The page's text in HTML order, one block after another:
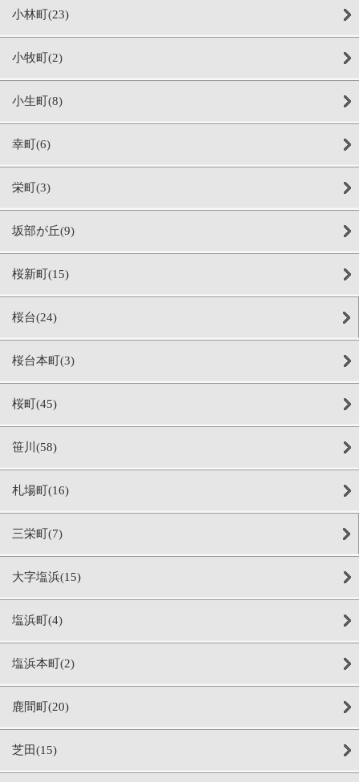
小林町(23)
小牧町(2)
小生町(8)
幸町(6)
栄町(3)
坂部が丘(9)
桜新町(15)
桜台(24)
桜台本町(3)
桜町(45)
笹川(58)
札場町(16)
三栄町(7)
大字塩浜(15)
塩浜町(4)
塩浜本町(2)
鹿間町(20)
芝田(15)